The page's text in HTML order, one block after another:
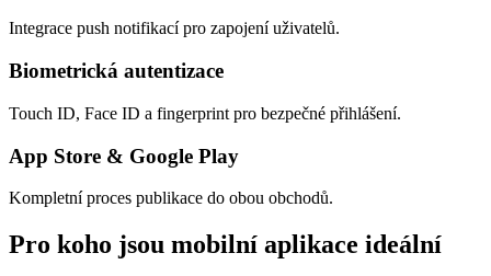
Integrace push notifikací pro zapojení uživatelů.
Biometrická autentizace
Touch ID, Face ID a fingerprint pro bezpečné přihlášení.
App Store & Google Play
Kompletní proces publikace do obou obchodů.
Pro koho jsou mobilní aplikace ideální